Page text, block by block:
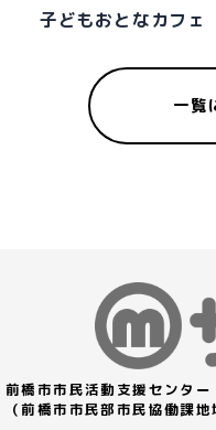
子どもおとなカフェ
一覧
前橋市市民活動支援センター
（前橋市市民部市民協働課地